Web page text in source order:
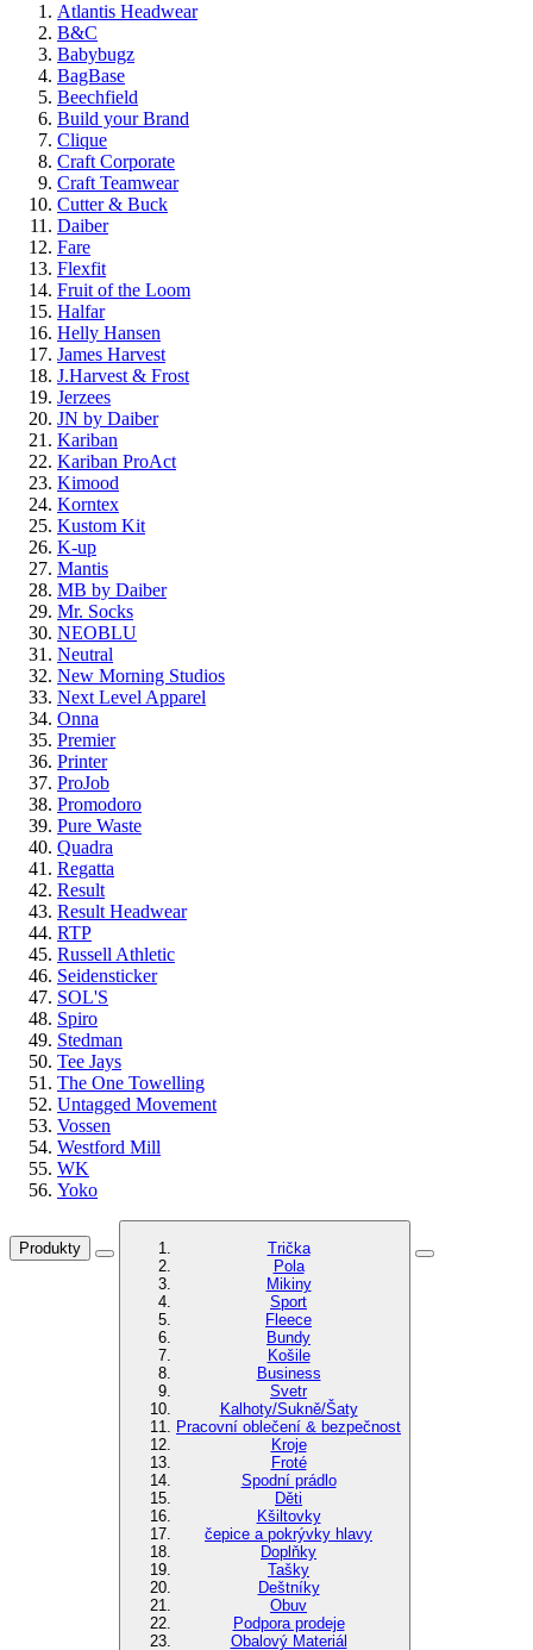
Atlantis Headwear
B&C
Babybugz
BagBase
Beechfield
Build your Brand
Clique
Craft Corporate
Craft Teamwear
Cutter & Buck
Daiber
Fare
Flexfit
Fruit of the Loom
Halfar
Helly Hansen
James Harvest
J.Harvest & Frost
Jerzees
JN by Daiber
Kariban
Kariban ProAct
Kimood
Korntex
Kustom Kit
K-up
Mantis
MB by Daiber
Mr. Socks
NEOBLU
Neutral
New Morning Studios
Next Level Apparel
Onna
Premier
Printer
ProJob
Promodoro
Pure Waste
Quadra
Regatta
Result
Result Headwear
RTP
Russell Athletic
Seidensticker
SOL'S
Spiro
Stedman
Tee Jays
The One Towelling
Untagged Movement
Vossen
Westford Mill
WK
Yoko
Produkty
Trička
Pola
Mikiny
Sport
Fleece
Bundy
Košile
Business
Svetr
Kalhoty/Sukně/Šaty
Pracovní oblečení & bezpečnost
Kroje
Froté
Spodní prádlo
Děti
Kšiltovky
čepice a pokrývky hlavy
Doplňky
Tašky
Deštníky
Obuv
Podpora prodeje
Obalový Materiál